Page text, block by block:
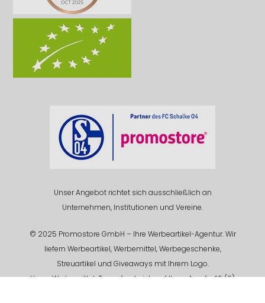
Unser Angebot richtet sich ausschließlich an
Unternehmen, Institutionen und Vereine.
© 2025 Promostore GmbH – Ihre Werbeartikel-Agentur. Wir
liefern Werbeartikel, Werbemittel, Werbegeschenke,
Streuartikel und Giveaways mit Ihrem Logo.
Unser Werbemittel-Team freut sich auf Ihren Anruf +49 (0)